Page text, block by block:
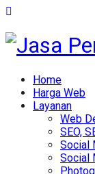
Home
Harga Web
Layanan
Web
SEO,
Social
Social